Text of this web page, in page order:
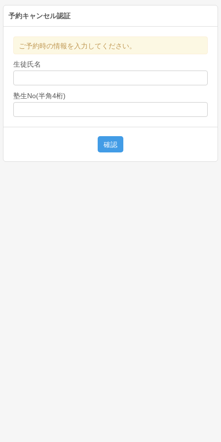
予約キャンセル認証
ご予約時の情報を入力してください。
生徒氏名
塾生No(半角4桁)